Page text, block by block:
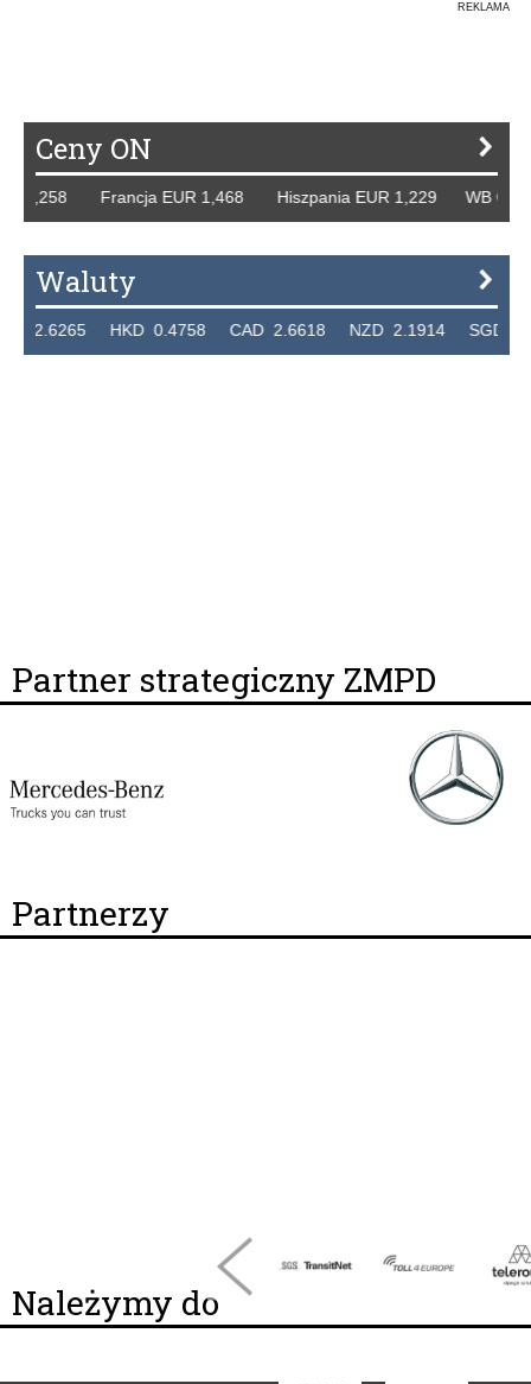
REKLAMA
Ceny ON
Francja EUR 1,468 Hiszpania EUR 1,229 WB
Waluty
HKD 0.4758 CAD 2.6618 NZD 2.1914 SGD
Partner strategiczny ZMPD
Partnerzy
Należymy do